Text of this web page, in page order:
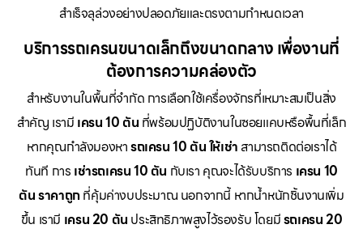
สำเร็จลุล่วงอย่างปลอดภัยและตรงตามกำหนดเวลา
บริการรถเครนขนาดเล็กถึงขนาดกลาง เพื่องานที่
ต้องการความคล่องตัว
สำหรับงานในพื้นที่จำกัด การเลือกใช้เครื่องจักรที่เหมาะสมเป็นสิ่ง
สำคัญ เรามี เครน 10 ตัน ที่พร้อมปฏิบัติงานในซอยแคบหรือพื้นที่เล็ก
หากคุณกำลังมองหารถเครน 10 ตัน ให้เช่า สามารถติดต่อเราได้
ทันที การ เช่ารถเครน 10 ตัน กับเรา คุณจะได้รับบริการ เครน 10
ตัน ราคาถูกที่คุ้มค่างบประมาณ นอกจากนี้ หากน้ำหนักชิ้นงานเพิ่ม
ขึ้น เรามี เครน 20 ตัน ประสิทธิภาพสูงไว้รองรับ โดยมีรถเครน 20